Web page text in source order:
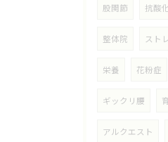
股関節 抗酸
整体院 スト
栄養 花粉症
ギックリ腰
アルクエスト